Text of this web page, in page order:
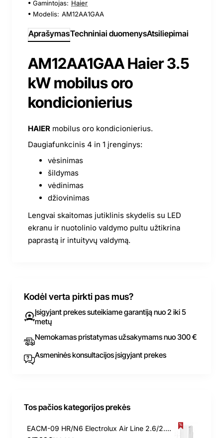
Gamintojas: Haier
Modelis: AM12AA1GAA
AprašymasTechniniai duomenysAtsiliepimai
AM12AA1GAA Haier 3.5
kW mobilus oro
kondicionierius
HAIER mobilus oro kondicionierius.
Daugiafunkcinis 4 in 1 įrenginys:
vėsinimas
šildymas
vėdinimas
džiovinimas
Lengvai skaitomas jutiklinis skydelis su LED
ekranu ir nuotolinio valdymo pultu užtikrina
paprastą ir intuityvų valdymą.
Kodėl verta pirkti pas mus?
Įsigyjant prekes suteikiame garantiją nuo 2 iki 5
metų
Nemokamas pristatymas užsakymams nuo 300 €
Asmeninės konsultacijos įsigyjant prekes
Tos pačios kategorijos prekės
EACM-09 HR/N6 Electrolux Air Line 2.6/2.3 kW mobilus oro kondicionierius